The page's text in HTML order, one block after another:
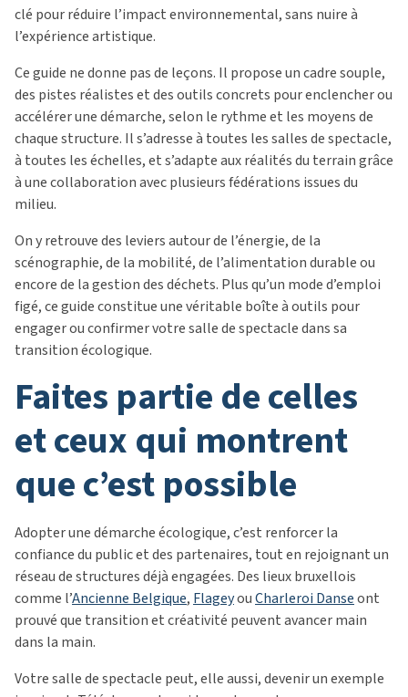
clé pour réduire l’impact environnemental, sans nuire à
l’expérience artistique.
Ce guide ne donne pas de leçons. Il propose un cadre souple,
des pistes réalistes et des outils concrets pour enclencher ou
accélérer une démarche, selon le rythme et les moyens de
chaque structure. Il s’adresse à toutes les salles de spectacle,
à toutes les échelles, et s’adapte aux réalités du terrain grâce
à une collaboration avec plusieurs fédérations issues du
milieu.
On y retrouve des leviers autour de l’énergie, de la
scénographie, de la mobilité, de l’alimentation durable ou
encore de la gestion des déchets. Plus qu’un mode d’emploi
figé, ce guide constitue une véritable boîte à outils pour
engager ou confirmer votre salle de spectacle dans sa
transition écologique.
faites partie de celles
et ceux qui montrent
que c’est possible
Adopter une démarche écologique, c’est renforcer la
confiance du public et des partenaires, tout en rejoignant un
réseau de structures déjà engagées. Des lieux bruxellois
comme l’Ancienne Belgique, FlageyouCharleroi Danseont
prouvé que transition et créativité peuvent avancer main
dans la main.
Votre salle de spectacle peut, elle aussi, devenir un exemple